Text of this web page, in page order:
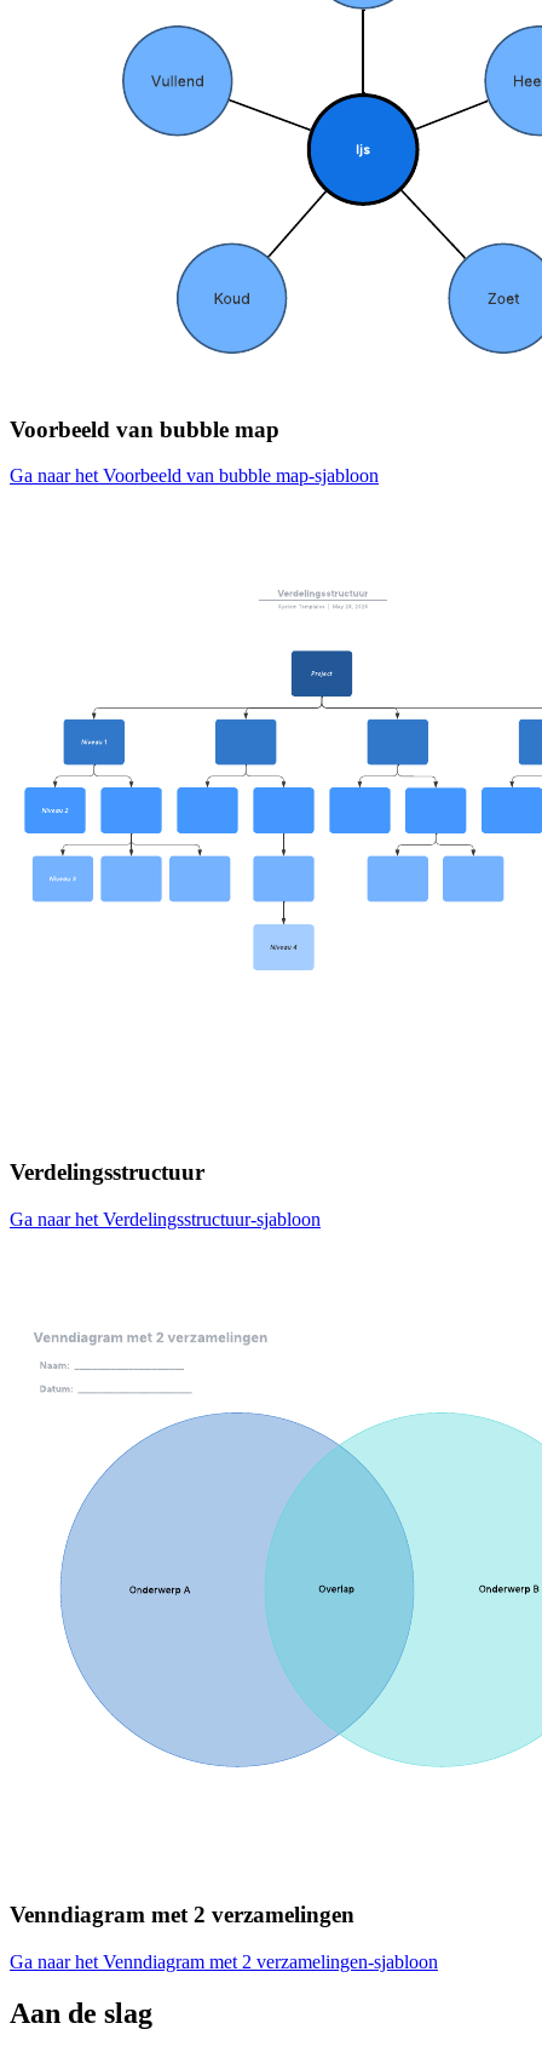
Voorbeeld van bubble map
Ga naar het Voorbeeld van bubble map-sjabloon
Verdelingsstructuur
Ga naar het Verdelingsstructuur-sjabloon
Venndiagram met 2 verzamelingen
Ga naar het Venndiagram met 2 verzamelingen-sjabloon
Aan de slag